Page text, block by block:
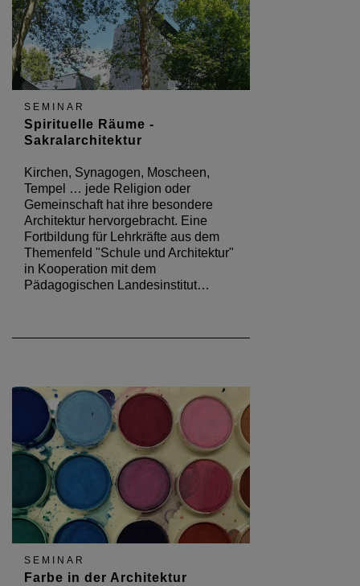
SEMINAR
Spirituelle Räume -
Sakralarchitektur
Kirchen, Synagogen, Moscheen,
Tempel … jede Religion oder
Gemeinschaft hat ihre besondere
Architektur hervorgebracht. Eine
Fortbildung für Lehrkräfte aus dem
Themenfeld "Schule und Architektur"
in Kooperation mit dem
Pädagogischen Landesinstitut…
SEMINAR
Farbe in der Architektur